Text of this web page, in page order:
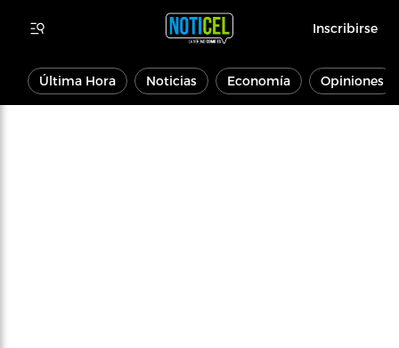
Inscribirse
Última Hora Noticias Economía Opiniones